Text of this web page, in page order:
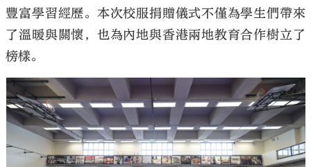
豐富學習經歷。本次校服捐贈儀式不僅為學生們帶來
了溫暖與關懷，也為內地與香港兩地教育合作樹立了
榜樣。